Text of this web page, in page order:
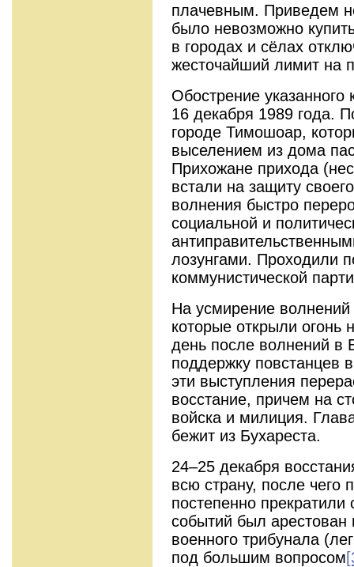
плачевным. Приведем
было невозможно
в городах и сёлах
жесточайший лимит на
Обострение
16 декабря 1989 года.
городе Тимошоар,
выселением из дома
Прихожане прихода
встали на защиту
волнения быстро
социальной и
лозунгами. Проходили
коммунистической
На усмирение
которые открыли
день после волнений в
поддержку повстанцев
эти выступления
восстание, причем на
войска и милиция.
бежит из Бухареста.
24–25 декабря
всю страну, после чего
постепенно
событий был арестован
военного трибунала
под большим вопросом